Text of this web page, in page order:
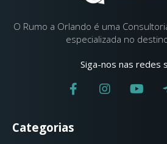
O Rumo a Orlando é uma
especializada no
Siga-nos nas redes
Categorias